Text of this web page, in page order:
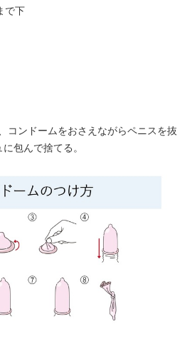
で下
。
。
ンドームをおさえながらペニスを抜
包んで捨てる。